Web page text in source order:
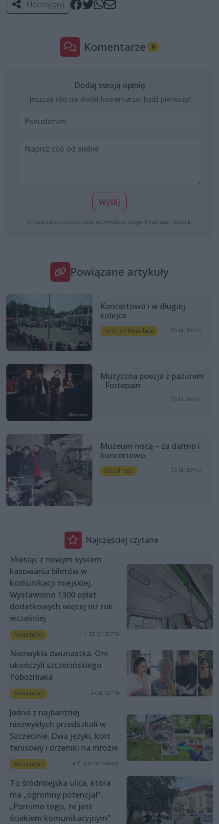
Udostępnij
Komentarze 0
Dodaj swoją opinię
Jeszcze nikt nie dodał komentarza, bądź pierwszy!
Wyślij
Formularz jest chroniony dzięki reCAPTCHA od Google: Prywatność | Warunki
Powiązane artykuły
Koncertowo i w długiej
kolejce
Relacje i fotorelacje 15 lat temu
Muzyczna poezja z pazurem
- Fortepain
15 lat temu
Muzeum nocą – za darmo i
koncertowo
Aktualności 15 lat temu
Najczęściej czytane
Miesiąc z nowym system
kasowania biletów w
komunikacji miejskiej.
Wystawiono 1300 opłat
dodatkowych więcej niż rok
wcześniej
Aktualności 1 dzień temu
Niezwykła dwunastka. Oni
ukończyli szczecińskiego
Pobożniaka
Aktualności 2 dni temu
Jedno z najbardziej
niezwykłych przedszkoli w
Szczecinie. Dwa języki, kort
tenisowy i drzemki na mrozie
Aktualności art. sponsorowany
To śródmiejska ulica, która
ma „ogromny potencjał”.
„Pomimo tego, że jest
ściekiem komunikacyjnym”